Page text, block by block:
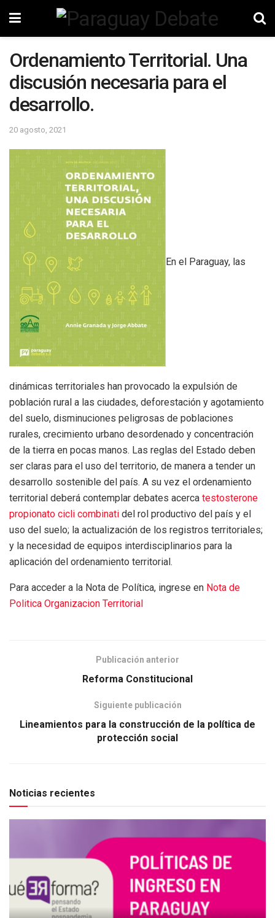
Ordenamiento Territorial. Una
discusión necesaria para el
desarrollo.
20 agosto, 2021
En el Paraguay, las
dinámicas territoriales han provocado la expulsión de
población rural a las ciudades, deforestación y agotamiento
del suelo, disminuciones peligrosas de poblaciones
rurales, crecimiento urbano desordenado y concentración
de la tierra en pocas manos. Las reglas del Estado deben
ser claras para el uso del territorio, de manera a tender un
desarrollo sostenible del país. A su vez el ordenamiento
territorial deberá contemplar debates acerca testosterone
propionato cicli combinati del rol productivo del país y el
uso del suelo; la actualización de los registros territoriales;
y la necesidad de equipos interdisciplinarios para la
aplicación del ordenamiento territorial.
Para acceder a la Nota de Política, ingrese en Nota de
Politica Organizacion Territorial
Publicación anterior
Reforma Constitucional
Siguiente publicación
Lineamientos para la construcción de la política de
protección social
Noticias recientes